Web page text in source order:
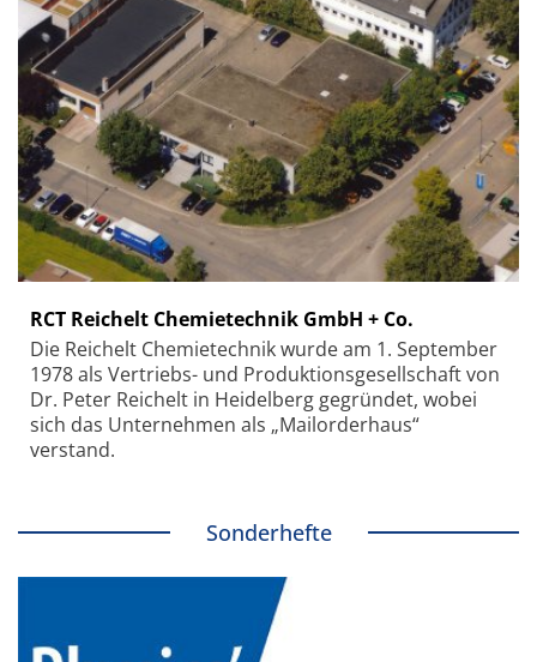
RCT Reichelt Chemietechnik GmbH + Co.
Die Reichelt Chemietechnik wurde am 1. September
1978 als Vertriebs- und Produktionsgesellschaft von
Dr. Peter Reichelt in Heidelberg gegründet, wobei
sich das Unternehmen als „Mailorderhaus“
verstand.
Sonderhefte